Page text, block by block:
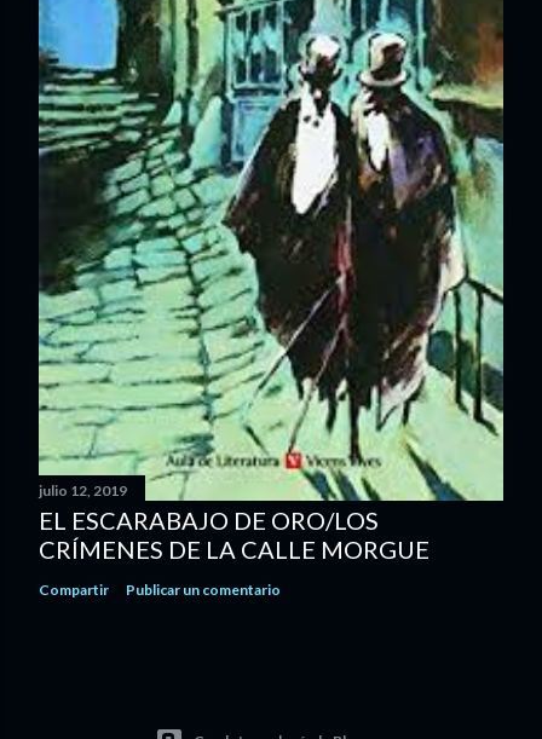
julio 12, 2019
EL ESCARABAJO DE ORO/LOS
CRÍMENES DE LA CALLE MORGUE
Compartir Publicar un comentario